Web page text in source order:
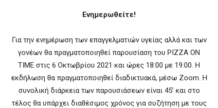
Ενημερωθείτε!
Για την ενημέρωση των επαγγελματιών υγείας αλλά και των
γονέων θα πραγματοποιηθεί παρουσίαση του PIZZA ON
TIME στις 6 Οκτωβρίου 2021 και ώρες 18:00 με 19:00. Η
εκδήλωση θα πραγματοποιηθεί διαδικτυακά, μέσω Zoom. Η
συνολική διάρκεια των παρουσιάσεων είναι 45’ και στο
τέλος θα υπάρχει διαθέσιμος χρόνος για συζήτηση με τους